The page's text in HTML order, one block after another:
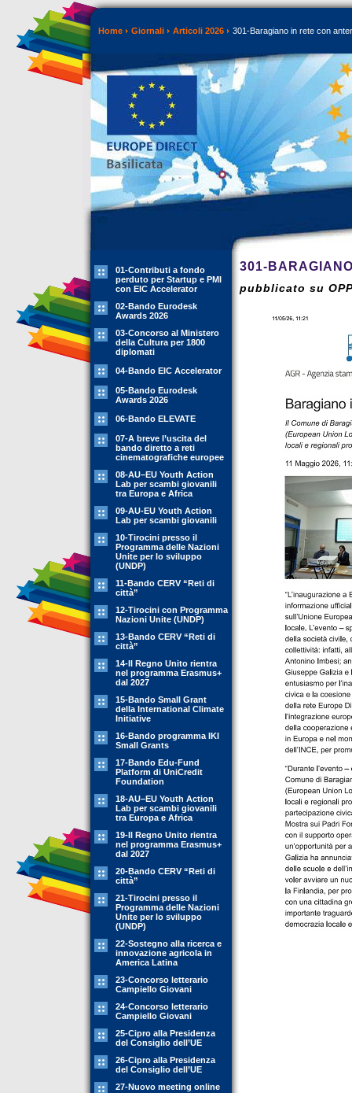
Home Giornali Articoli 2026 301-Baragiano in rete con
01-Contributi a fondo
perduto per Startup e PMI
con EIC Accelerator
02-Bando Eurodesk
Awards 2026
03-Concorso al Ministero
della Cultura per 1800
diplomati
04-Bando EIC Accelerator
05-Bando Eurodesk
Awards 2026
06-Bando ELEVATE
07-A breve l’uscita del
bando diretto a reti
cinematografiche europee
08-AU–EU Youth Action
Lab per scambi giovanili
tra Europa e Africa
09-AU-EU Youth Action
Lab per scambi giovanili
10-Tirocini presso il
Programma delle Nazioni
Unite per lo sviluppo
(UNDP)
11-Bando CERV “Reti di
città”
12-Tirocini con Programma
Nazioni Unite (UNDP)
13-Bando CERV “Reti di
città”
14-Il Regno Unito rientra
nel programma Erasmus+
dal 2027
15-Bando Small Grant
della International Climate
Initiative
16-Bando programma IKI
Small Grants
17-Bando Edu-Fund
Platform di UniCredit
Foundation
18-AU–EU Youth Action
Lab per scambi giovanili
tra Europa e Africa
19-Il Regno Unito rientra
nel programma Erasmus+
dal 2027
20-Bando CERV “Reti di
città”
21-Tirocini presso il
Programma delle Nazioni
Unite per lo sviluppo
(UNDP)
22-Sostegno alla ricerca e
innovazione agricola in
America Latina
23-Concorso letterario
Campiello Giovani
24-Concorso letterario
Campiello Giovani
25-Cipro alla Presidenza
del Consiglio dell’UE
26-Cipro alla Presidenza
del Consiglio dell’UE
27-Nuovo meeting online
301-
pubblicato su